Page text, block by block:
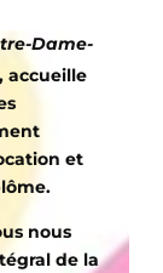
Dame-
, accueille
et
nous
de la